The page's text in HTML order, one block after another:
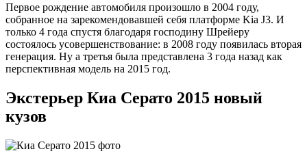
Первое рождение автомобиля произошло в 2004 году,
собранное на зарекомендовавшей себя платформе Kia J3. И
только 4 года спустя благодаря господину Шрейеру
состоялось усовершенствование: в 2008 году появилась вторая
генерация. Ну а третья была представлена 3 года назад как
перспективная модель на 2015 год.
Экстерьер Киа Серато 2015 новый
кузов